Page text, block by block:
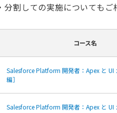
分割しての実施についてもご
コース名
Salesforce Platform 開発者：Apex と UI
編］
Salesforce Platform 開発者：Apex と UI